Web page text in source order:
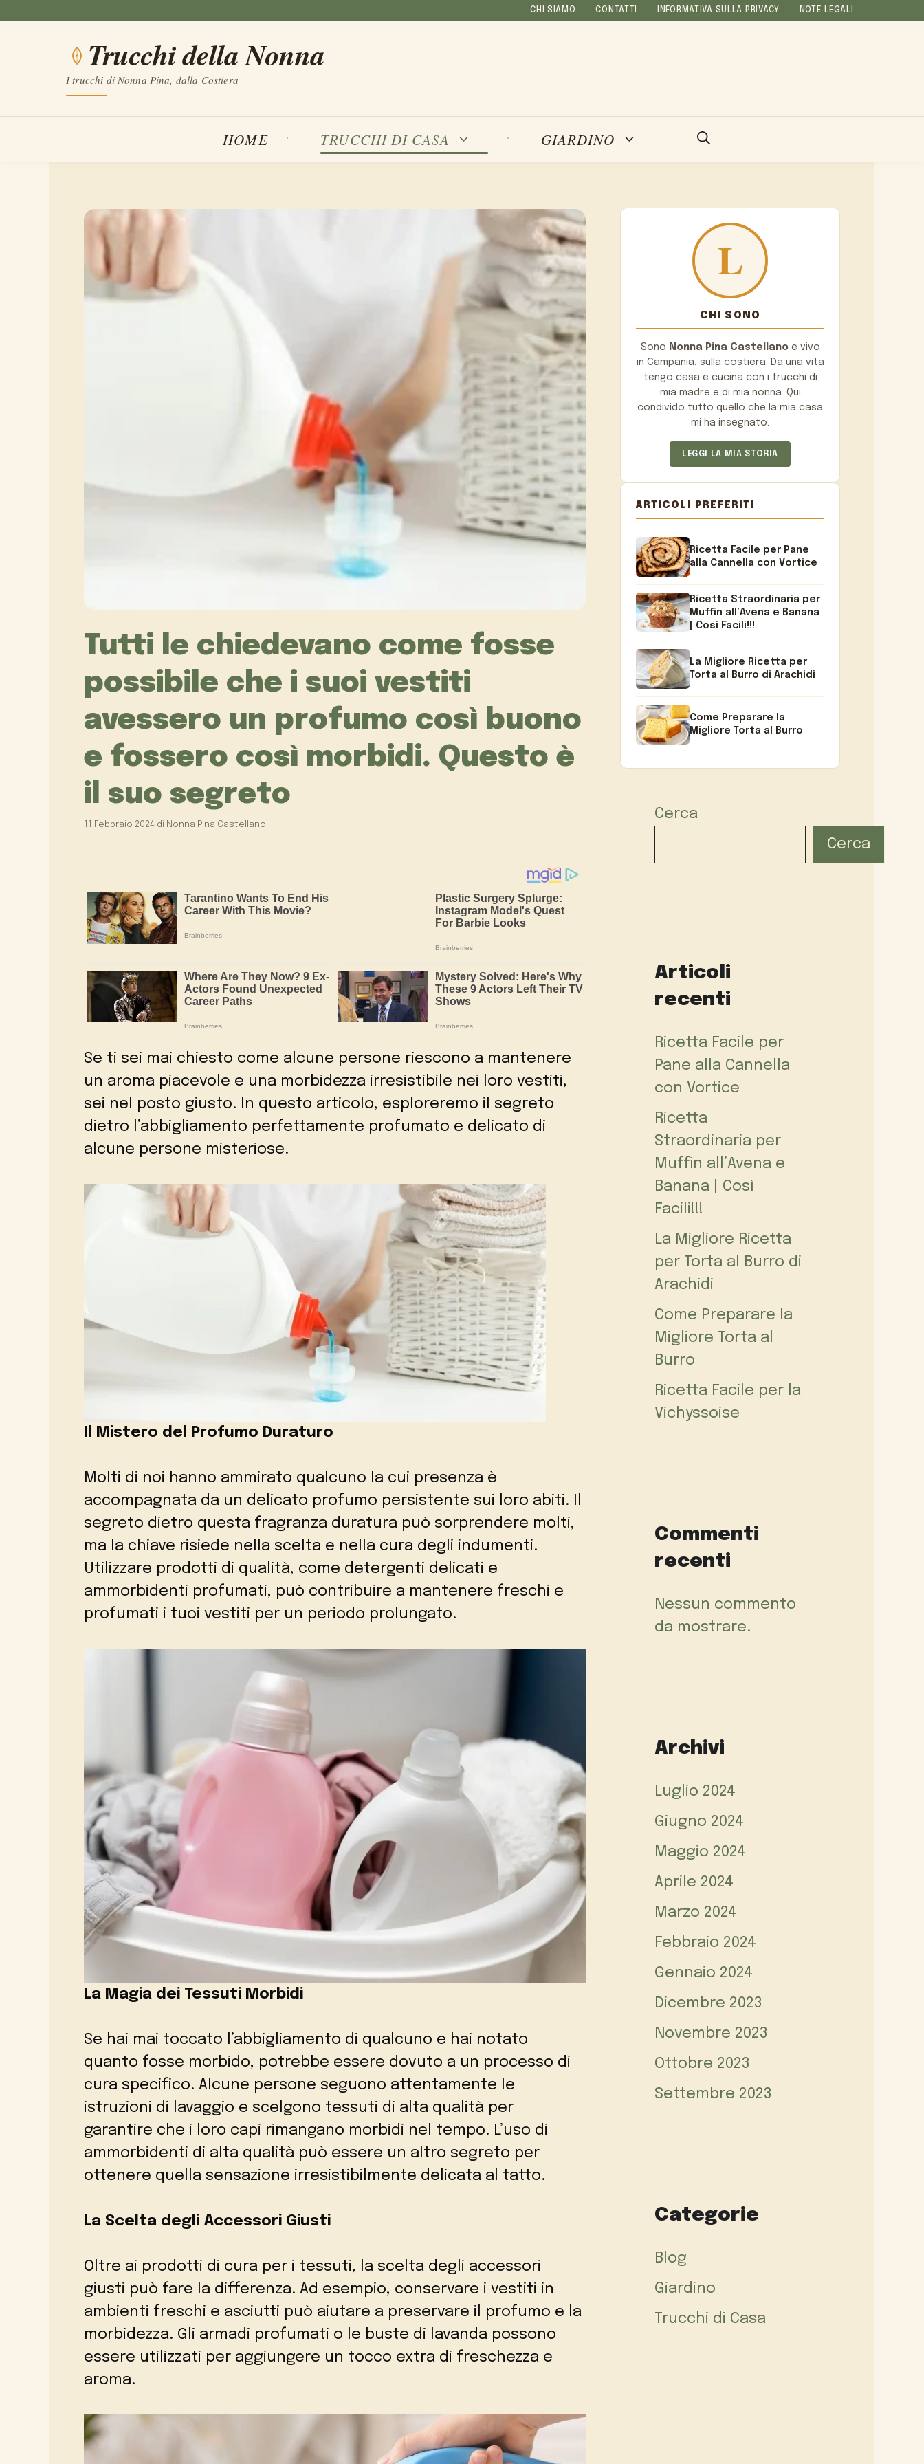
contenuto
CHI SIAMO CONTATTI INFORMATIVA SULLA PRIVACY NOTE LEGALI
Trucchi della Nonna
I trucchi di Nonna Pina, dalla Costiera
HOME TRUCCHI DI CASA GIARDINO
Tutti le chiedevano come fosse
possibile che i suoi vestiti
avessero un profumo così buono
e fossero così morbidi. Questo è
il suo segreto
11 Febbraio 2024 di Nonna Pina Castellano
Se ti sei mai chiesto come alcune persone riescono a mantenere
un aroma piacevole e una morbidezza irresistibile nei loro vestiti,
sei nel posto giusto. In questo articolo, esploreremo il segreto
dietro l’abbigliamento perfettamente profumato e delicato di
alcune persone misteriose.
Il Mistero del Profumo Duraturo
Molti di noi hanno ammirato qualcuno la cui presenza è
accompagnata da un delicato profumo persistente sui loro abiti. Il
segreto dietro questa fragranza duratura può sorprendere molti,
ma la chiave risiede nella scelta e nella cura degli indumenti.
Utilizzare prodotti di qualità, come detergenti delicati e
ammorbidenti profumati, può contribuire a mantenere freschi e
profumati i tuoi vestiti per un periodo prolungato.
La Magia dei Tessuti Morbidi
Se hai mai toccato l’abbigliamento di qualcuno e hai notato
quanto fosse morbido, potrebbe essere dovuto a un processo di
cura specifico. Alcune persone seguono attentamente le
istruzioni di lavaggio e scelgono tessuti di alta qualità per
garantire che i loro capi rimangano morbidi nel tempo. L’uso di
ammorbidenti di alta qualità può essere un altro segreto per
ottenere quella sensazione irresistibilmente delicata al tatto.
La Scelta degli Accessori Giusti
Oltre ai prodotti di cura per i tessuti, la scelta degli accessori
giusti può fare la differenza. Ad esempio, conservare i vestiti in
ambienti freschi e asciutti può aiutare a preservare il profumo e la
morbidezza. Gli armadi profumati o le buste di lavanda possono
essere utilizzati per aggiungere un tocco extra di freschezza e
aroma.
CHI SONO
Sono Nonna Pina Castellanoe vivo
in Campania, sulla costiera. Da una vita
tengo casa e cucina con i trucchi di
mia madre e di mia nonna. Qui
condivido tutto quello che la mia casa
mi ha insegnato.
LEGGI LA MIA STORIA
ARTICOLI PREFERITI
Ricetta Facile per Pane
alla Cannella con Vortice
Ricetta Straordinaria per
Muffin all’Avena e Banana
| Così Facili!!!
La Migliore Ricetta per
Torta al Burro di Arachidi
Come Preparare la
Migliore Torta al Burro
Cerca
Cerca
Articoli
recenti
Ricetta Facile per
Pane alla Cannella
con Vortice
Ricetta
Straordinaria per
Muffin all’Avena e
Banana | Così
Facili!!!
La Migliore Ricetta
per Torta al Burro di
Arachidi
Come Preparare la
Migliore Torta al
Burro
Ricetta Facile per la
Vichyssoise
Commenti
recenti
Nessun commento
da mostrare.
Archivi
Luglio 2024
Giugno 2024
Maggio 2024
Aprile 2024
Marzo 2024
Febbraio 2024
Gennaio 2024
Dicembre 2023
Novembre 2023
Ottobre 2023
Settembre 2023
Categorie
Blog
Giardino
Trucchi di Casa